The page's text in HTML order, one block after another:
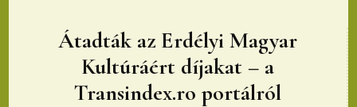
Marosvásárhelyi
fiok
Átadták az Erdélyi Magyar
Kultúráért díjakat – a
Transindex.ro portálról